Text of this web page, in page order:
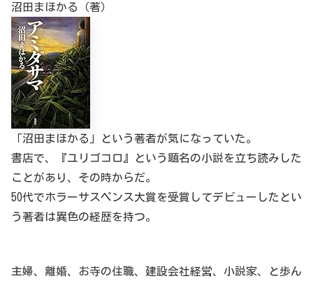
沼田まほかる（著）
「沼田まほかる」という著者が気になっていた。
書店で、『ユリゴコロ』という題名の小説を立ち読みした
ことがあり、その時からだ。
50代でホラーサスペンス大賞を受賞してデビューしたとい
う著者は異色の経歴を持つ。
主婦、離婚、お寺の住職、建設会社経営、小説家、と歩ん